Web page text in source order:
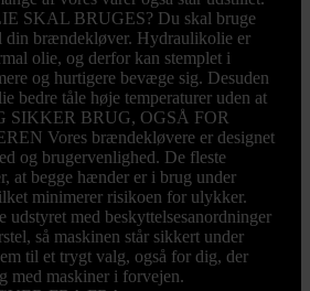
SKAL BRUGES? Du skal bruge
din brændekløver. Hydraulikolie er
olie, og derfor kan stemplet i
og hurtigere bevæge sig. Desuden
bedre tåle høje temperaturer uden at
SIKKER BRUG, OGSÅ FOR
Vores brændekløvere er designet
og brugervenlighed. De fleste
at begge hænder er i brug under
minimerer risikoen for ulykker.
udstyret med beskyttelsesanordninger
så maskinen står sikkert under
til et trygt valg, også for dig, der
med maskiner i forvejen.